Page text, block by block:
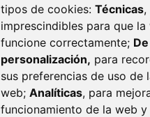
tipos de cookies: Técnicas,
imprescindibles para que la
funcione correctamente; De
personalización, para
sus preferencias de uso de
web; Analíticas, para
funcionamiento de la web y
22400 MONZÓN - ARAGÓN
· (34) 974 400 700 ·
sac@monzon.es
monzon.es